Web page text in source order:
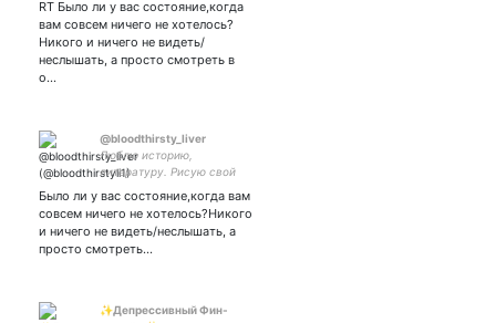
RT Было ли у вас состояние,когда
вам совсем ничего не хотелось?
Никого и ничего не видеть/
неслышать, а просто смотреть в
о…
@bloodthirsty_liver
Люблю историю,
литературу. Рисую свой
#читаю_взаимно_всех ,
иногда лимит,
подписываюсь позже
#писатель #writer #fantasy
Было ли у вас состояние,когда вам
совсем ничего не хотелось?Никого
и ничего не видеть/неслышать, а
просто смотреть…
✨Депрессивный Фин-